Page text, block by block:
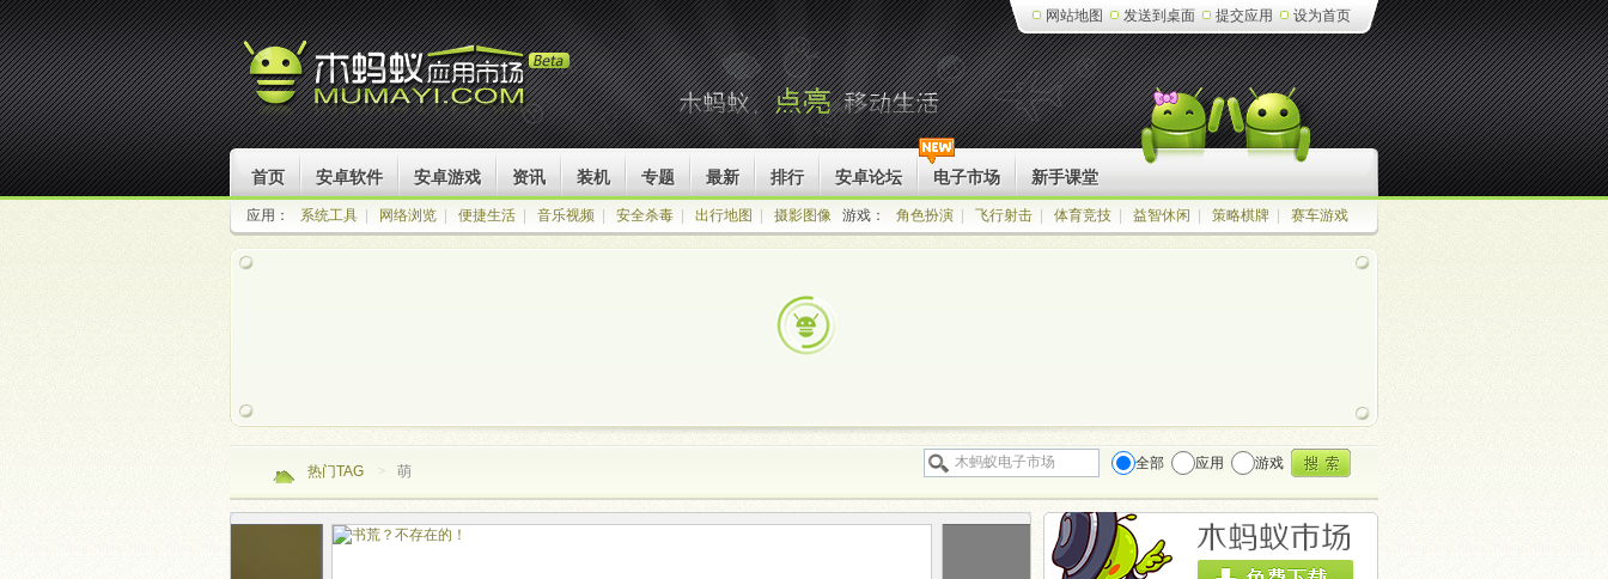
网站地图 发送到桌面 提交应用 设为首页
首页 安卓软件 安卓游戏 资讯 装机 专题 最新 排行 安卓论坛 电子市场 新手课堂
应用： 系统工具 网络浏览 便捷生活 音乐视频 安全杀毒 出行地图 摄影图像 游戏： 角色扮演 飞行射击 体育竞技 益智休闲 策略棋牌 赛车游戏
热门TAG > 萌 全部 应用 游戏